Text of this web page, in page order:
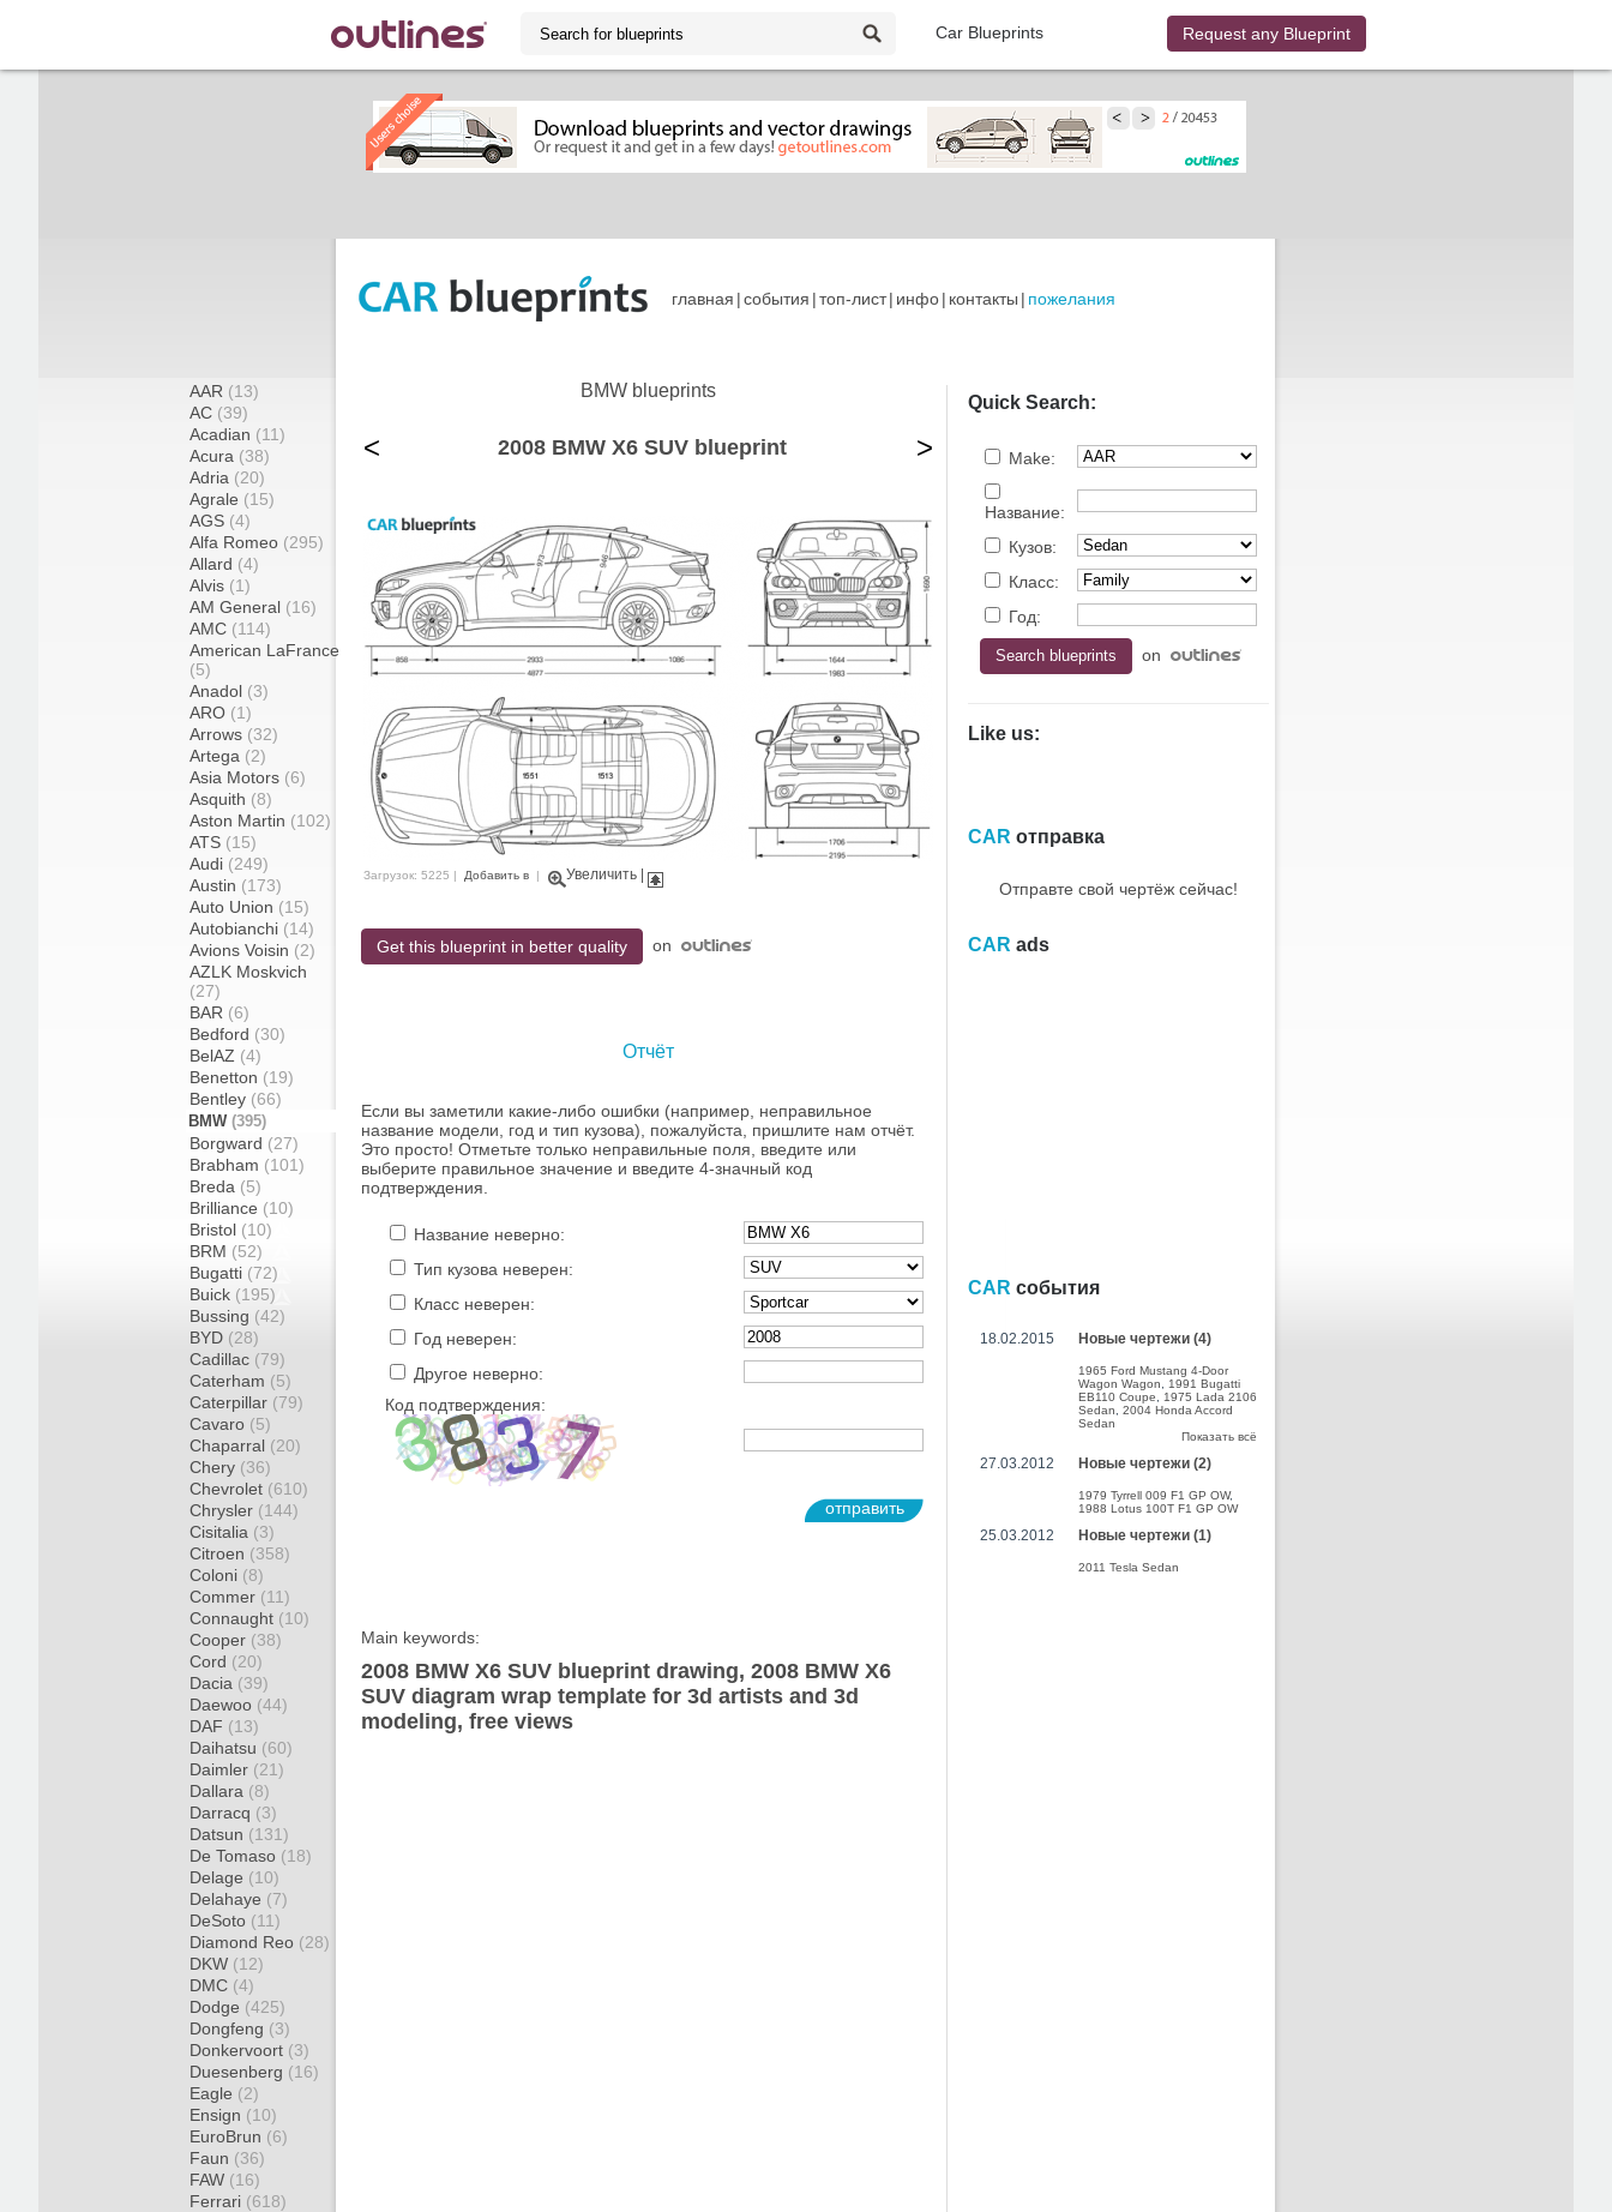
Car Blueprints Request any Blueprint
главная |события |топ-лист| инфо| контакты | пожелания
AAR (13)
AC (39)
Acadian (11)
Acura (38)
Adria (20)
Agrale (15)
AGS (4)
Alfa Romeo (295)
Allard (4)
Alvis (1)
AM General (16)
AMC (114)
American LaFrance
(5)
Anadol (3)
ARO (1)
Arrows (32)
Artega (2)
Asia Motors (6)
Asquith (8)
Aston Martin (102)
ATS (15)
Audi (249)
Austin (173)
Auto Union (15)
Autobianchi (14)
Avions Voisin (2)
AZLK Moskvich
(27)
BAR (6)
Bedford (30)
BelAZ (4)
Benetton (19)
Bentley (66)
BMW (395)
Borgward (27)
Brabham (101)
Breda (5)
Brilliance (10)
Bristol (10)
BRM (52)
Bugatti (72)
Buick (195)
Bussing (42)
BYD (28)
Cadillac (79)
Caterham (5)
Caterpillar (79)
Cavaro (5)
Chaparral (20)
Chery (36)
Chevrolet (610)
Chrysler (144)
Cisitalia (3)
Citroen (358)
Coloni (8)
Commer (11)
Connaught (10)
Cooper (38)
Cord (20)
Dacia (39)
Daewoo (44)
DAF (13)
Daihatsu (60)
Daimler (21)
Dallara (8)
Darracq (3)
Datsun (131)
De Tomaso (18)
Delage (10)
Delahaye (7)
DeSoto (11)
Diamond Reo (28)
DKW (12)
DMC (4)
Dodge (425)
Dongfeng (3)
Donkervoort (3)
Duesenberg (16)
Eagle (2)
Ensign (10)
EuroBrun (6)
Faun (36)
FAW (16)
Ferrari (618)
BMW blueprints
< 2008 BMW X6 SUV blueprint >
Загрузок: 5225 | Добавить в | Увеличить
Get this blueprint in better quality on
Отчёт
Если вы заметили какие-либо ошибки (например, неправильное
название модели, год и тип кузова), пожалуйста, пришлите нам отчёт.
Это просто! Отметьте только неправильные поля, введите или
выберите правильное значение и введите 4-значный код
подтверждения.
Название неверно:
Тип кузова неверен:
Класс неверен:
Год неверен:
Другое неверно:
Код подтверждения:
отправить
Main keywords:
2008 BMW X6 SUV blueprint drawing, 2008 BMW X6
SUV diagram wrap template for 3d artists and 3d
modeling, free views
Quick Search:
Make:
Название:
Кузов:
Класс:
Год:
on
Like us:
CAR отправка
Отправте свой чертёж сейчас!
CAR ads
CAR события
18.02.2015 Новые чертежи (4)
1965 Ford Mustang 4-Door
Wagon Wagon
1991 Bugatti
EB110 Coupe
1975 Lada 2106
Sedan
2004 Honda Accord
Sedan
Показать всё
27.03.2012 Новые чертежи (2)
1979 Tyrrell 009 F1 GP OW,
1988 Lotus 100T F1 GP OW
25.03.2012 Новые чертежи (1)
2011 Tesla Sedan